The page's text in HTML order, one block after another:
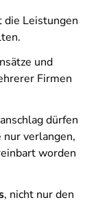
Leistungen
und
Firmen
dürfen
verlangen,
worden
, nicht nur den